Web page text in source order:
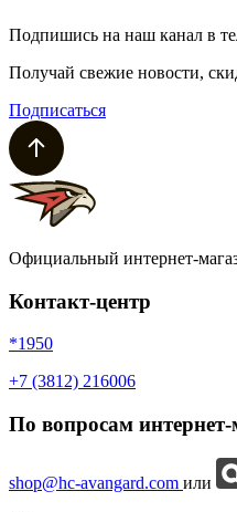
Подпишись на наш канал в
Получай свежие новости,
Подписаться
Официальный интернет-
Контакт-центр
*1950
+7 (3812) 216006
По вопросам интернет-
shop@hc-avangard.com или